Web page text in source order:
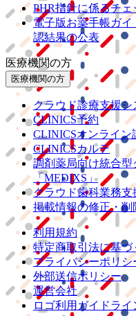
PHR指針に係るチ
電子版お薬手帳ガ
認結果の公表
医療機関の方
医療機関の方
クラウド診療支援シ
CLINICS予約
CLINICSオンライン
CLINICSカルテ
調剤薬局向け統合
「MEDIXS」
クラウド歯科業務支
掲載情報の修正・削
利用規約
特定商取引法に基づ
プライバシーポリシ
外部送信ポリシー
運営会社
ロゴ利用ガイドライ